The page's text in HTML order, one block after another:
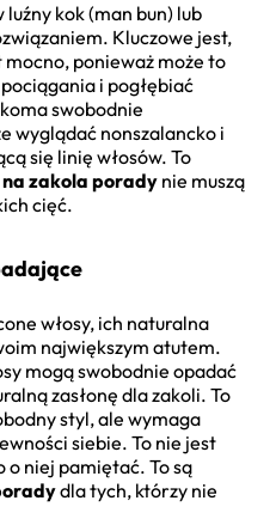
luźny kok (man bun) lub
Kluczowe jest,
mocno, ponieważ może to
i pogłębiać
swobodnie
wyglądać nonszalancko i
się linię włosów. To
zakola porady nie muszą
cięć.
włosy, ich naturalna
największym atutem.
mogą swobodnie opadać
zasłonę dla zakoli. To
styl, ale wymaga
siebie. To nie jest
o niej pamiętać. To są
dla tych, którzy nie